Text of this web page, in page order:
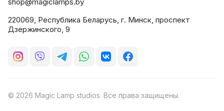
220069, Республика Беларусь, г. Минск, проспект
Дзержинского, 9
© 2026 Magic Lamp studios. Все права защищены.